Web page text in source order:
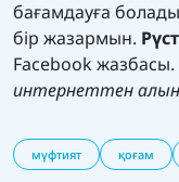
бағамдауға
бір жазармын.
Facebook жазбасы.
интернеттен
мүфтият қоғам